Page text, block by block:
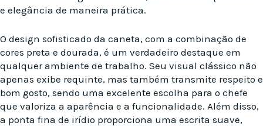
e elegância de maneira prática.
O design sofisticado da caneta, com a combinação de
cores preta e dourada, é um verdadeiro destaque em
qualquer ambiente de trabalho. Seu visual clássico não
apenas exibe requinte, mas também transmite respeito e
bom gosto, sendo uma excelente escolha para o chefe
que valoriza a aparência e a funcionalidade. Além disso,
a ponta fina de irídio proporciona uma escrita suave,